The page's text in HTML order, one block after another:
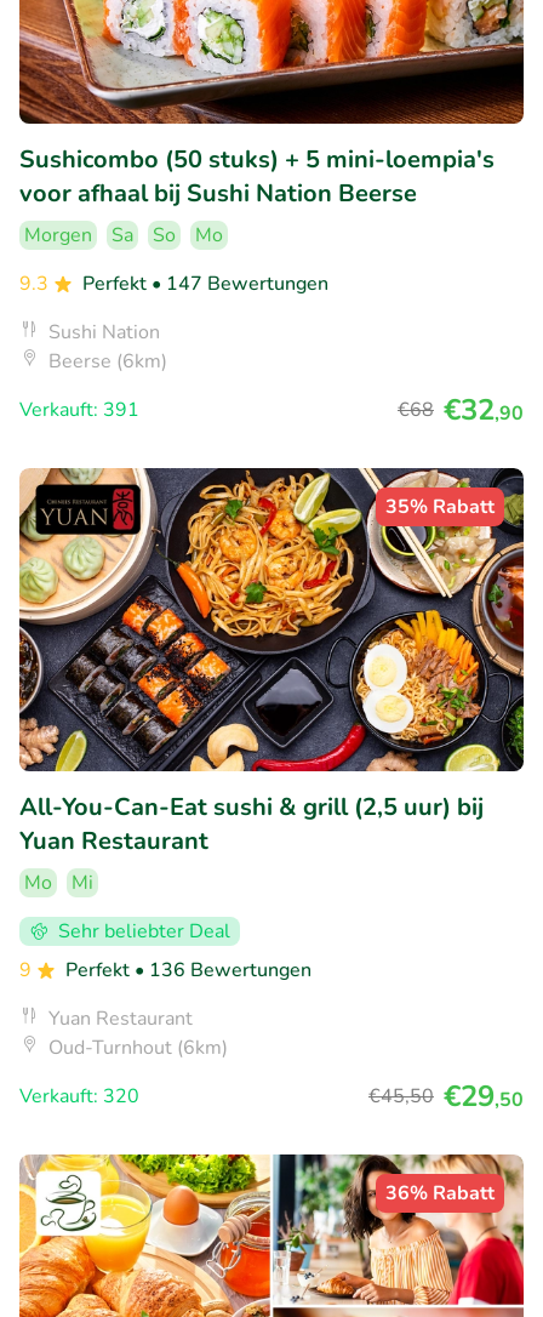
Sushicombo (50 stuks) + 5 mini-loempia's
voor afhaal bij Sushi Nation Beerse
Morgen Sa So
Mo
9.3
Perfekt • 147 Bewertungen
Sushi Nation
Beerse (6km)
Verkauft: 391
€68 €32,90
35% Rabatt
All-You-Can-Eat sushi & grill (2,5 uur) bij
Yuan Restaurant
Mo
Mi
Sehr beliebter Deal
9
Perfekt • 136 Bewertungen
Yuan Restaurant
Oud-Turnhout (6km)
Verkauft: 320
€45,50 €29,50
36% Rabatt